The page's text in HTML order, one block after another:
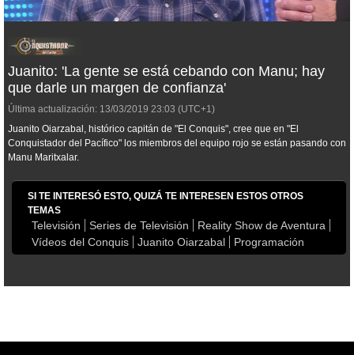
Juanito: 'La gente se está cebando con Manu; hay
que darle un margen de confianza'
Última actualización: 13/03/2019 23:03 (UTC+1)
Juanito Oiarzabal, histórico capitán de "El Conquis", cree que en "El
Conquistador del Pacífico" los miembros del equipo rojo se están pasando con
Manu Maritxalar.
SI TE INTERESÓ ESTO, QUIZÁ TE INTERESEN ESTOS OTROS
TEMAS
Televisión Series de Televisión
Reality Show de Aventura
Vídeos del Conquis
Juanito Oiarzabal Programación